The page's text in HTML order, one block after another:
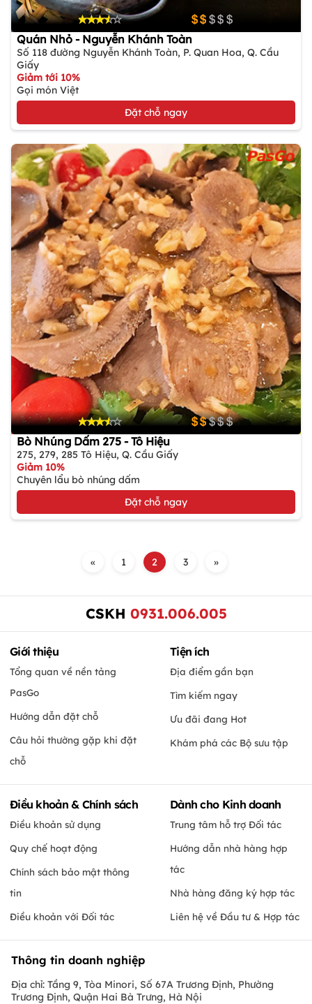
Quán Nhỏ - Nguyễn Khánh Toàn
Số 118 đường Nguyễn Khánh Toàn, P. Quan Hoa, Q. Cầu
Giấy
Giảm tới 10%
Gọi món Việt
Đặt chỗ ngay
Bò Nhúng Dấm 275 - Tô Hiệu
275, 279, 285 Tô Hiệu, Q. Cầu Giấy
Giảm 10%
Chuyên lẩu bò nhúng dấm
Đặt chỗ ngay
« 1 2 3 »
CSKH 0931.006.005
Giới thiệu
Tổng quan về nền tảng
PasGo
Hướng dẫn đặt chỗ
Câu hỏi thường gặp khi đặt
chỗ
Tiện ích
Địa điểm gần bạn
Tìm kiếm ngay
Ưu đãi đang Hot
Khám phá các Bộ sưu tập
Điều khoản & Chính sách
Điều khoản sử dụng
Quy chế hoạt động
Chính sách bảo mật thông
tin
Điều khoản với Đối tác
Dành cho Kinh doanh
Trung tâm hỗ trợ Đối tác
Hướng dẫn nhà hàng hợp
tác
Nhà hàng đăng ký hợp tác
Liên hệ về Đầu tư & Hợp tác
Thông tin doanh nghiệp
Địa chỉ: Tầng 9, Tòa Minori, Số 67A Trương Định, Phường
Trương Định, Quận Hai Bà Trưng, Hà Nội